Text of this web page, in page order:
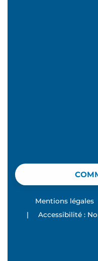
Mentions légales
|
Accessibilité :